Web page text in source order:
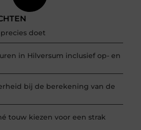
doet
in Hilversum inclusief op- en
bij de berekening van de
touw kiezen voor een strak